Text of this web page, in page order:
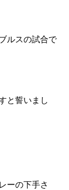
ルスの試合で
と誓いまし
ーの下手さ